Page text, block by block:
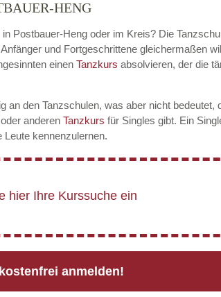
HENG
in Postbauer-Heng oder im Kreis? Die
und Fortgeschrittene gleichermaßen
einen Tanzkurs absolvieren, der die
an den Tanzschulen, was aber nicht
anderen Tanzkurs für Singles gibt. Ein
Leute kennenzulernen.
anmelden!